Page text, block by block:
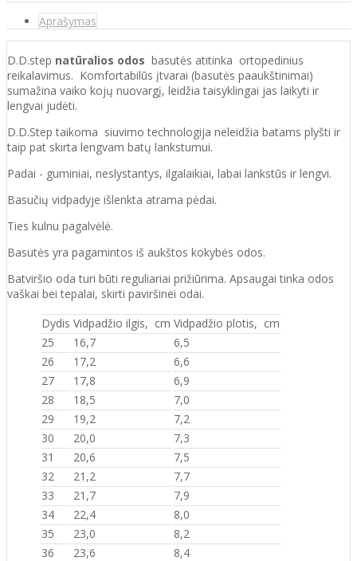
Aprašymas
D.D.step natūralios odos basutės atitinka ortopedinius
reikalavimus. Komfortabilūs įtvarai (basutės paaukštinimai)
sumažina vaiko kojų nuovargį, leidžia taisyklingai jas laikyti ir
lengvai judėti.
D.D.Step taikoma siuvimo technologija neleidžia batams plyšti ir
taip pat skirta lengvam batų lankstumui.
Padai - guminiai, neslystantys, ilgalaikiai, labai lankstūs ir lengvi.
Basučių vidpadyje išlenkta atrama pėdai.
Ties kulnu pagalvėlė.
Basutės yra pagamintos iš aukštos kokybės odos.
Batviršio oda turi būti reguliariai prižiūrima. Apsaugai tinka odos
vaškai bei tepalai, skirti paviršinei odai.
Dydis Vidpadžio ilgis, cm Vidpadžio plotis, cm
25
16,7
6,5
26
17,2
6,6
27
17,8
6,9
28
18,5
7,0
29
19,2
7,2
30
20,0
7,3
31
20,6
7,5
32
21,2
7,7
33
21,7
7,9
34
22,4
8,0
35
23,0
8,2
36
23,6 8,4